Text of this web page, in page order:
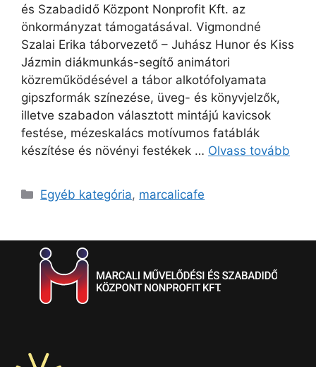
és Szabadidő Központ Nonprofit Kft. az
önkormányzat támogatásával. Vigmondné
Szalai Erika táborvezető – Juhász Hunor és Kiss
Jázmin diákmunkás-segítő animátori
közreműködésével a tábor alkotófolyamata
gipszformák színezése, üveg- és könyvjelzők,
illetve szabadon választott mintájú kavicsok
festése, mézeskalács motívumos fatáblák
készítése és növényi festékek … Olvass tovább
Egyéb kategória, marcalicafe